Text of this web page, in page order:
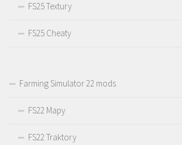
FS25 Textury
FS25 Cheaty
Farming Simulator 22 mods
FS22 Mapy
FS22 Traktory